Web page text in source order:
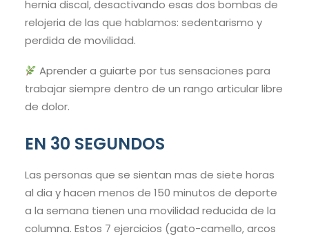
hernia discal, desactivando esas dos bombas de
relojeria de las que hablamos: sedentarismo y
perdida de movilidad.
Aprender a guiarte por tus sensaciones para
trabajar siempre dentro de un rango articular libre
de dolor.
EN 30 SEGUNDOS
Las personas que se sientan mas de siete horas
al dia y hacen menos de 150 minutos de deporte
a la semana tienen una movilidad reducida de la
columna. Estos 7 ejercicios (gato-camello, arcos